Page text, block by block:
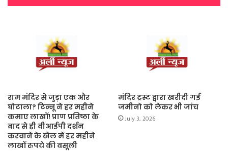
राम मंदिर से जुड़ा एक और
घोटाला? टिन्नू ने हर महीने
कमाए लाखों! प्राण प्रतिष्ठा के
बाद से ही वीआईपी दर्शन
करवाने के खेल में हर महीने
लाखों रुपये की वसूली
मंदिर ट्रस्ट द्वारा खरीदी गई
जमीनो को लेकर भी जांच
July 3, 2026